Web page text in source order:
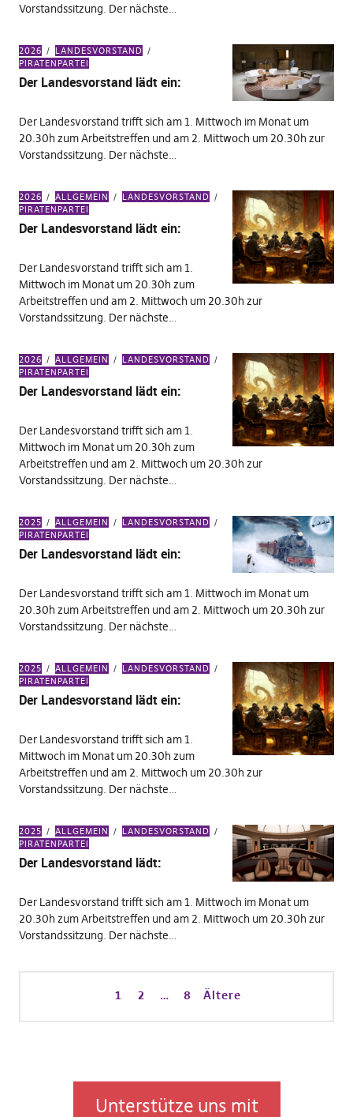
Vorstandssitzung. Der nächste…
2026
LANDESVORSTAND
PIRATENPARTEI
Der Landesvorstand lädt ein:
Der Landesvorstand trifft sich am 1. Mittwoch im Monat um
20.30h zum Arbeitstreffen und am 2. Mittwoch um 20.30h zur
Vorstandssitzung. Der nächste…
2026 ALLGEMEIN
LANDESVORSTAND
PIRATENPARTEI
Der Landesvorstand lädt ein:
Der Landesvorstand trifft sich am 1.
Mittwoch im Monat um 20.30h zum
Arbeitstreffen und am 2. Mittwoch um 20.30h zur
Vorstandssitzung. Der nächste…
2026 ALLGEMEIN
LANDESVORSTAND
PIRATENPARTEI
Der Landesvorstand lädt ein:
Der Landesvorstand trifft sich am 1.
Mittwoch im Monat um 20.30h zum
Arbeitstreffen und am 2. Mittwoch um 20.30h zur
Vorstandssitzung. Der nächste…
2025 ALLGEMEIN
LANDESVORSTAND
PIRATENPARTEI
Der Landesvorstand lädt ein:
Der Landesvorstand trifft sich am 1. Mittwoch im Monat um
20.30h zum Arbeitstreffen und am 2. Mittwoch um 20.30h zur
Vorstandssitzung. Der nächste…
2025 ALLGEMEIN
LANDESVORSTAND
PIRATENPARTEI
Der Landesvorstand lädt ein:
Der Landesvorstand trifft sich am 1.
Mittwoch im Monat um 20.30h zum
Arbeitstreffen und am 2. Mittwoch um 20.30h zur
Vorstandssitzung. Der nächste…
2025 ALLGEMEIN
LANDESVORSTAND
PIRATENPARTEI
Der Landesvorstand lädt:
Der Landesvorstand trifft sich am 1. Mittwoch im Monat um
20.30h zum Arbeitstreffen und am 2. Mittwoch um 20.30h zur
Vorstandssitzung. Der nächste…
1 2 … 8 Ältere
Unterstütze uns mit